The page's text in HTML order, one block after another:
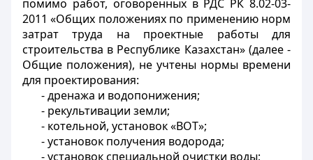
помимо работ, оговоренных в РДС РК 8.02-03-
2011 «Общих положениях по применению норм
затрат труда на проектные работы для
строительства в Республике Казахстан» (далее -
Общие положения), не учтены нормы времени
для проектирования:
- дренажа и водопонижения;
- рекультивации земли;
- котельной, установок «ВОТ»;
- установок получения водорода;
- установок специальной очистки воды;